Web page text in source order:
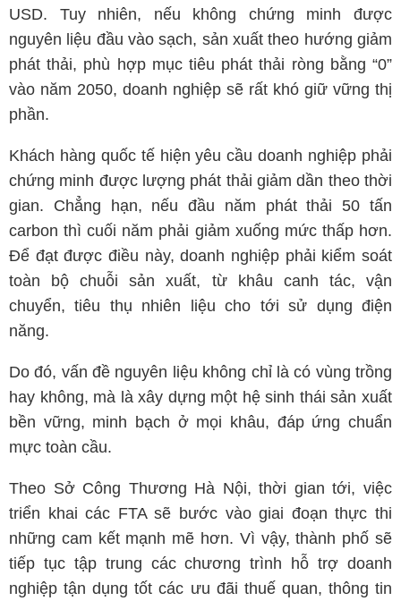
USD. Tuy nhiên, nếu không chứng minh được
nguyên liệu đầu vào sạch, sản xuất theo hướng giảm
phát thải, phù hợp mục tiêu phát thải ròng bằng “0”
vào năm 2050, doanh nghiệp sẽ rất khó giữ vững thị
phần.
Khách hàng quốc tế hiện yêu cầu doanh nghiệp phải
chứng minh được lượng phát thải giảm dần theo thời
gian. Chẳng hạn, nếu đầu năm phát thải 50 tấn
carbon thì cuối năm phải giảm xuống mức thấp hơn.
Để đạt được điều này, doanh nghiệp phải kiểm soát
toàn bộ chuỗi sản xuất, từ khâu canh tác, vận
chuyển, tiêu thụ nhiên liệu cho tới sử dụng điện
năng.
Do đó, vấn đề nguyên liệu không chỉ là có vùng trồng
hay không, mà là xây dựng một hệ sinh thái sản xuất
bền vững, minh bạch ở mọi khâu, đáp ứng chuẩn
mực toàn cầu.
Theo Sở Công Thương Hà Nội, thời gian tới, việc
triển khai các FTA sẽ bước vào giai đoạn thực thi
những cam kết mạnh mẽ hơn. Vì vậy, thành phố sẽ
tiếp tục tập trung các chương trình hỗ trợ doanh
nghiệp tận dụng tốt các ưu đãi thuế quan, thông tin